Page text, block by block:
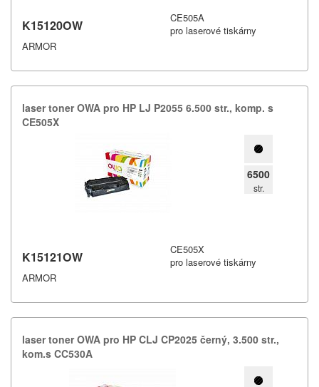
K15120OW
ARMOR
CE505A
pro laserové tiskárny
laser toner OWA pro HP LJ P2055 6.​500 str.​,​ komp.​ s
CE505X
6500
str.
K15121OW
ARMOR
CE505X
pro laserové tiskárny
laser toner OWA pro HP CLJ CP2025 černý,​ 3.​500 str.​,​
kom.​s CC530A